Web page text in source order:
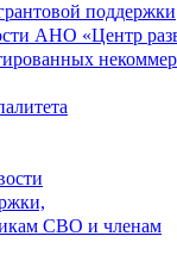
поддержки
АНО «Центр
СВО и членам